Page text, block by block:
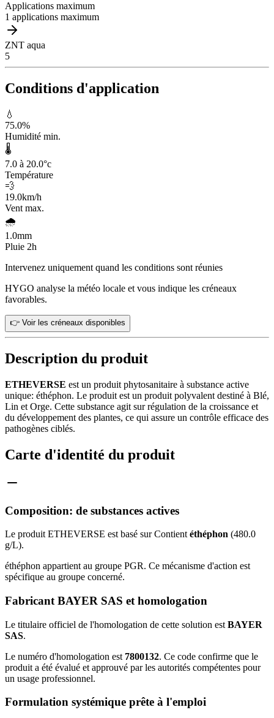
Applications maximum
1 applications maximum
ZNT aqua
5
Conditions d'application
💧
75.0%
Humidité min.
🌡️
7.0 à 20.0°c
Température
💨
19.0km/h
Vent max.
🌧️
1.0mm
Pluie 2h
Intervenez uniquement quand les conditions sont réunies
HYGO analyse la météo locale et vous indique les créneaux
favorables.
👉 Voir les créneaux disponibles
Description du produit
ETHEVERSE est un produit phytosanitaire à substance active
unique: éthéphon. Le produit est un produit polyvalent destiné à Blé,
Lin et Orge. Cette substance agit sur régulation de la croissance et
du développement des plantes, ce qui assure un contrôle efficace des
pathogènes ciblés.
Carte d'identité du produit
Composition: de substances actives
Le produit ETHEVERSE est basé sur Contient éthéphon (480.0
g/L).
éthéphon appartient au groupe PGR. Ce mécanisme d'action est
spécifique au groupe concerné.
Fabricant BAYER SAS et homologation
Le titulaire officiel de l'homologation de cette solution est BAYER
SAS.
Le numéro d'homologation est 7800132. Ce code confirme que le
produit a été évalué et approuvé par les autorités compétentes pour
un usage professionnel.
Formulation systémique prête à l'emploi